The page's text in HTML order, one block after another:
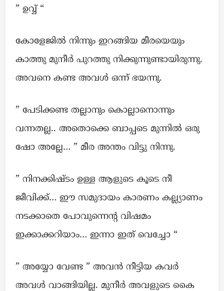
” ഉവ്വ് “
കോളേജിൽ നിന്നും ഇറങ്ങിയ മീരയെയും
കാത്തു മുനീർ പുറത്തു നിക്കുന്നുണ്ടായിരുന്നു.
അവനെ കണ്ട അവൾ ഒന്ന് ഭയന്നു.
” പേടിക്കണ്ട തല്ലാനും കൊല്ലാനൊന്നും
വന്നതല്ല.. അതൊക്കെ ബാപ്പടെ മുന്നിൽ ഒരു
ഷോ അല്ലേ… ” മീര അന്തം വിട്ടു നിന്നു.
” നിനക്കിഷ്ടം ഉള്ള ആളുടെ കൂടെ നീ
ജീവിക്ക്… ഈ സമുദായം കാരണം കല്ല്യാണം
നടക്കാതെ പോവുന്നെന്റ വിഷമം
ഇക്കാക്കറിയാം… ഇന്നാ ഇത് വെച്ചോ “
” അയ്യോ വേണ്ട ” അവൻ നീട്ടിയ കവർ
അവൾ വാങ്ങിയില്ല. മുനീർ അവളുടെ കൈ